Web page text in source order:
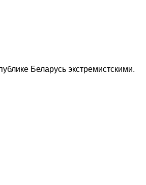
Беларусь экстремистскими.